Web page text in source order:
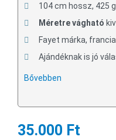
104 cm hossz, 425
Méretre vágható
Fayet márka,
Ajándéknak is jó
Bővebben
35.000 Ft